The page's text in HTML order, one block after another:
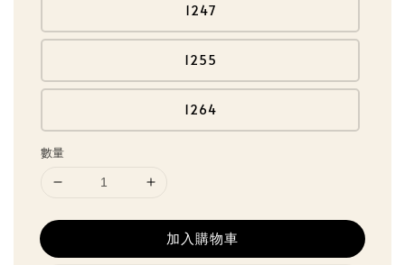
1247
1255
1264
數量
加入購物車